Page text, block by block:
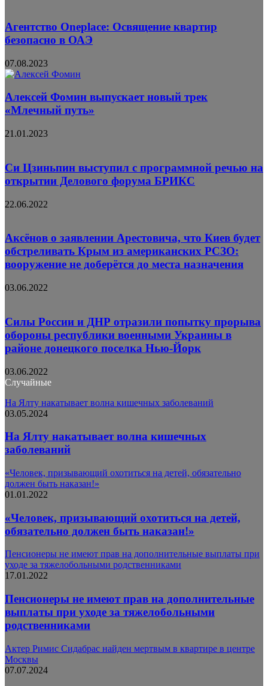
Агентство Oneplace: Освящение квартир
безопасно в ОАЭ
07.08.2023
Алексей Фомин выпускает новый трек
«Млечный путь»
21.01.2023
Си Цзиньпин выступил с программной речью на
открытии Делового форума БРИКС
22.06.2022
Аксёнов о заявлении Арестовича, что Киев будет
обстреливать Крым из американских РСЗО:
вооружение не доберётся до места назначения
03.06.2022
Силы России и ДНР отразили попытку прорыва
обороны республики военными Украины в
районе донецкого поселка Нью-Йорк
03.06.2022
Случайные
На Ялту накатывает волна кишечных заболеваний
03.05.2024
На Ялту накатывает волна кишечных
заболеваний
«Человек, призывающий охотиться на детей, обязательно
должен быть наказан!»
01.01.2022
«Человек, призывающий охотиться на детей,
обязательно должен быть наказан!»
Пенсионеры не имеют прав на дополнительные выплаты при
уходе за тяжелобольными родственниками
17.01.2022
Пенсионеры не имеют прав на дополнительные
выплаты при уходе за тяжелобольными
родственниками
Актер Римис Сидабрас найден мертвым в квартире в центре
Москвы
07.07.2024